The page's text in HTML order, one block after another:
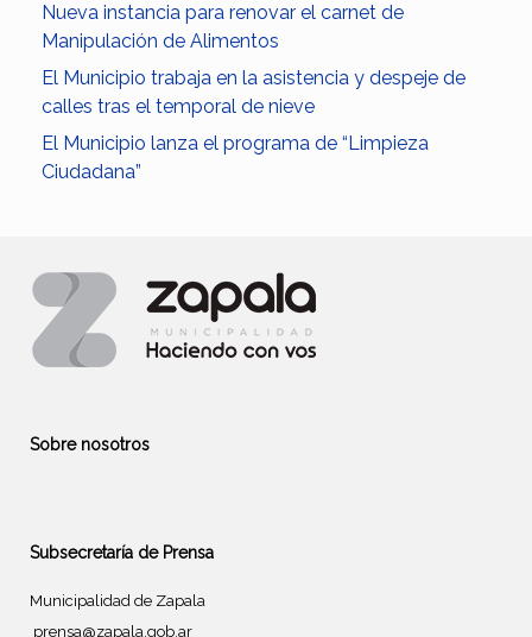
Nueva instancia para renovar el carnet de
Manipulación de Alimentos
El Municipio trabaja en la asistencia y despeje de
calles tras el temporal de nieve
El Municipio lanza el programa de “Limpieza
Ciudadana”
Sobre nosotros
Subsecretaría de Prensa
Municipalidad de Zapala
prensa@zapala.gob.ar